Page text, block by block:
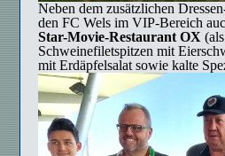
Neben dem zusätzlichen
den FC Wels im VIP-Bereich
Star-Movie-Restaurant OX
Schweinefiletspitzen mit
mit Erdäpfelsalat sowie kalte